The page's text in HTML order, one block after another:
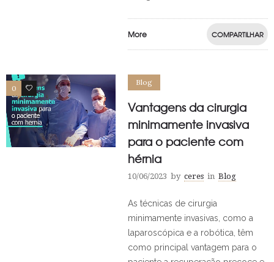
More COMPARTILHAR
0 0
Blog
Vantagens da cirurgia
minimamente invasiva
para o paciente com
hérnia
10/06/2023 by ceres in Blog
As técnicas de cirurgia
minimamente invasivas, como a
laparoscópica e a robótica, têm
como principal vantagem para o